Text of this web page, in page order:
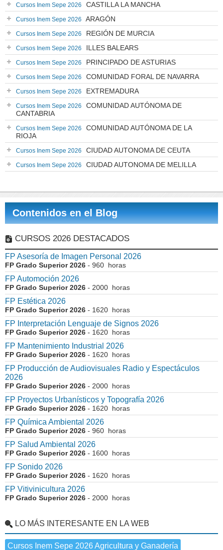
Cursos Inem Sepe 2026 CASTILLA LA MANCHA
Cursos Inem Sepe 2026 ARAGÓN
Cursos Inem Sepe 2026 REGIÓN DE MURCIA
Cursos Inem Sepe 2026 ILLES BALEARS
Cursos Inem Sepe 2026 PRINCIPADO DE ASTURIAS
Cursos Inem Sepe 2026 COMUNIDAD FORAL DE NAVARRA
Cursos Inem Sepe 2026 EXTREMADURA
Cursos Inem Sepe 2026
COMUNIDAD AUTÓNOMA DE
CANTABRIA
Cursos Inem Sepe 2026
COMUNIDAD AUTÓNOMA DE LA
RIOJA
Cursos Inem Sepe 2026 CIUDAD AUTONOMA DE CEUTA
Cursos Inem Sepe 2026 CIUDAD AUTONOMA DE MELILLA
Contenidos en el Blog
CURSOS 2026 DESTACADOS
FP Asesoría de Imagen Personal 2026
FP Grado Superior 2026 - 960 horas
FP Automoción 2026
FP Grado Superior 2026 - 2000 horas
FP Estética 2026
FP Grado Superior 2026 - 1620 horas
FP Interpretación Lenguaje de Signos 2026
FP Grado Superior 2026 - 1620 horas
FP Mantenimiento Industrial 2026
FP Grado Superior 2026 - 1620 horas
FP Producción de Audiovisuales Radio y Espectáculos
2026
FP Grado Superior 2026 - 2000 horas
FP Proyectos Urbanísticos y Topografía 2026
FP Grado Superior 2026 - 1620 horas
FP Química Ambiental 2026
FP Grado Superior 2026 - 960 horas
FP Salud Ambiental 2026
FP Grado Superior 2026 - 1600 horas
FP Sonido 2026
FP Grado Superior 2026 - 1620 horas
FP Vitivinicultura 2026
FP Grado Superior 2026 - 2000 horas
LO MÁS INTERESANTE EN LA WEB
Cursos Inem Sepe 2026 Agricultura y Ganadería